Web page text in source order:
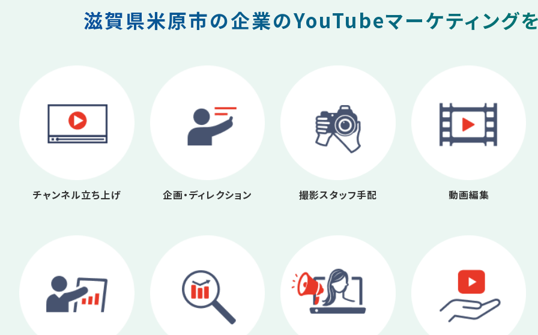
滋賀県米原市の企業のYouTubeマーケティング
チャンネル立ち上げ 企画・ディレクション 撮影スタッフ手配 動画編集